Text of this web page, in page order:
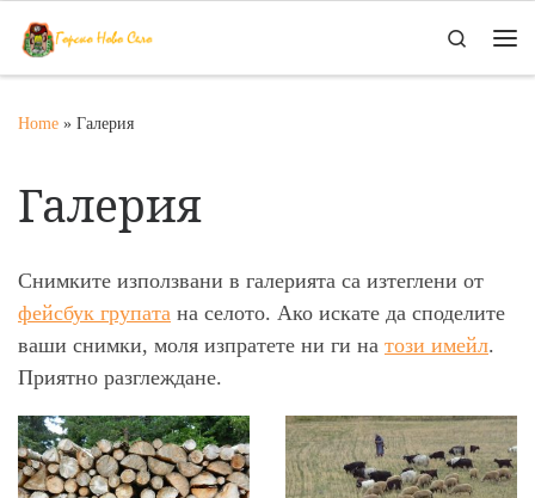
Skip to content
Search
Home » Галерия
Галерия
Снимките използвани в галерията са изтеглени от
фейсбук групата на селото. Ако искате да споделите
ваши снимки, моля изпратете ни ги на този имейл.
Приятно разглеждане.